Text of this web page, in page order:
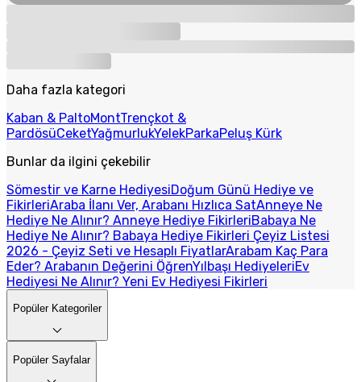
Daha fazla kategori
Kaban & PaltoMontTrençkot &
PardösüCeketYağmurlukYelekParkaPeluş Kürk
Bunlar da ilgini çekebilir
Sömestir ve Karne HediyesiDoğum Günü Hediye ve
FikirleriAraba İlanı Ver, Arabanı Hızlıca SatAnneye Ne
Hediye Ne Alınır? Anneye Hediye FikirleriBabaya Ne
Hediye Ne Alınır? Babaya Hediye Fikirleri Çeyiz Listesi
2026 - Çeyiz Seti ve Hesaplı FiyatlarArabam Kaç Para
Eder? Arabanın Değerini ÖğrenYılbaşı HediyeleriEv
Hediyesi Ne Alınır? Yeni Ev Hediyesi Fikirleri
Popüler Kategoriler
Popüler Sayfalar